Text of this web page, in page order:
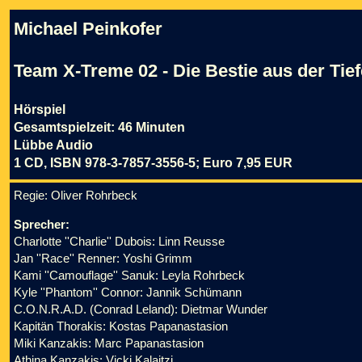
Michael Peinkofer
Team X-Treme 02 - Die Bestie aus der
Hörspiel
Gesamtspielzeit: 46 Minuten
Lübbe Audio
1 CD, ISBN 978-3-7857-3556-5; Euro 7,95 EUR
Regie: Oliver Rohrbeck
Sprecher:
Charlotte ''Charlie'' Dubois: Linn Reusse
Jan ''Race'' Renner: Yoshi Grimm
Kami ''Camouflage'' Sanuk: Leyla Rohrbeck
Kyle ''Phantom'' Connor: Jannik Schümann
C.O.N.R.A.D. (Conrad Leland): Dietmar Wunder
Kapitän Thorakis: Kostas Papanastasion
Miki Kanzakis: Marc Papanastasion